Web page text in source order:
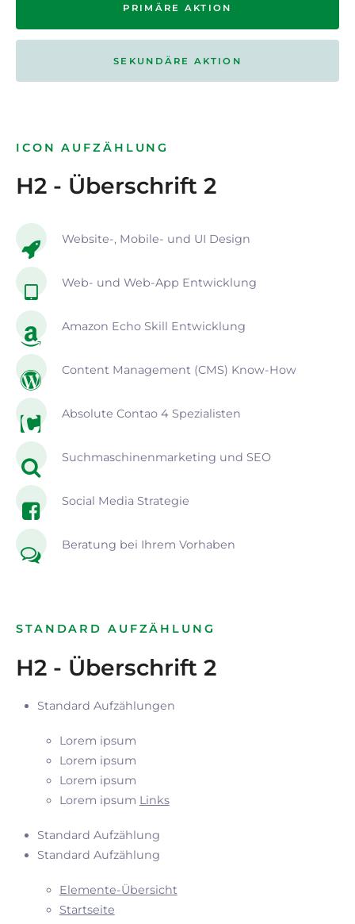
PRIMÄRE AKTION
SEKUNDÄRE AKTION
ICON AUFZÄHLUNG
H2 - Überschrift 2
Website-, Mobile- und UI Design
Web- und Web-App Entwicklung
Amazon Echo Skill Entwicklung
Content Management (CMS) Know-How
Absolute Contao 4 Spezialisten
Suchmaschinenmarketing und SEO
Social Media Strategie
Beratung bei Ihrem Vorhaben
STANDARD AUFZÄHLUNG
H2 - Überschrift 2
Standard Aufzählungen
Lorem ipsum
Lorem ipsum
Lorem ipsum
Lorem ipsum Links
Standard Aufzählung
Standard Aufzählung
Elemente-Übersicht
Startseite